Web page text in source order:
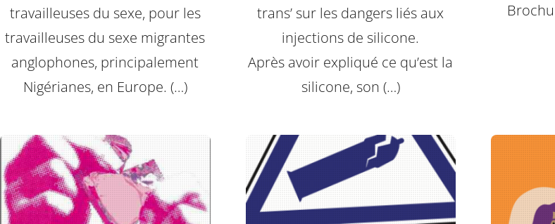
travailleuses du sexe, pour les
travailleuses du sexe migrantes
anglophones, principalement
Nigérianes, en Europe. (…)
trans’ sur les dangers liés aux
injections de silicone.
Après avoir expliqué ce qu’est la
silicone, son (…)